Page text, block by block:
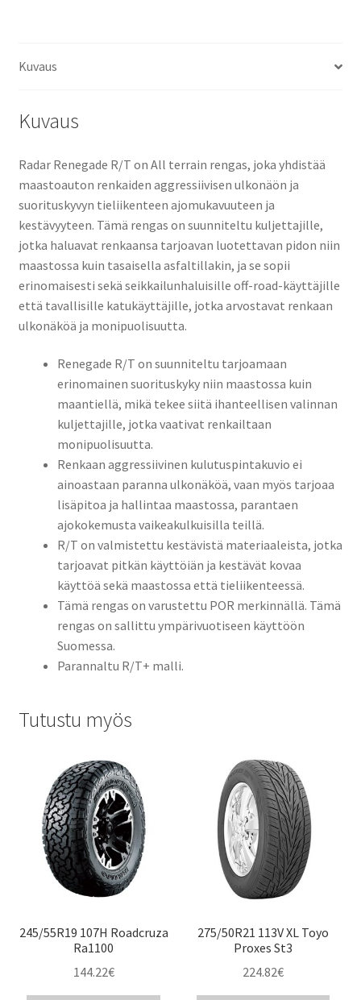
Kuvaus
Kuvaus
Radar Renegade R/T on All terrain rengas, joka yhdistää
maastoauton renkaiden aggressiivisen ulkonäön ja
suorituskyvyn tieliikenteen ajomukavuuteen ja
kestävyyteen. Tämä rengas on suunniteltu kuljettajille,
jotka haluavat renkaansa tarjoavan luotettavan pidon niin
maastossa kuin tasaisella asfaltillakin, ja se sopii
erinomaisesti sekä seikkailunhaluisille off-road-käyttäjille
että tavallisille katukäyttäjille, jotka arvostavat renkaan
ulkonäköä ja monipuolisuutta.
Renegade R/T on suunniteltu tarjoamaan
erinomainen suorituskyky niin maastossa kuin
maantiellä, mikä tekee siitä ihanteellisen valinnan
kuljettajille, jotka vaativat renkailtaan
monipuolisuutta.
Renkaan aggressiivinen kulutuspintakuvio ei
ainoastaan paranna ulkonäköä, vaan myös tarjoaa
lisäpitoa ja hallintaa maastossa, parantaen
ajokokemusta vaikeakulkuisilla teillä.
R/T on valmistettu kestävistä materiaaleista, jotka
tarjoavat pitkän käyttöiän ja kestävät kovaa
käyttöä sekä maastossa että tieliikenteessä.
Tämä rengas on varustettu POR merkinnällä. Tämä
rengas on sallittu ympärivuotiseen käyttöön
Suomessa.
Parannaltu R/T+ malli.
Tutustu myös
245/55R19 107H Roadcruza
Ra1100
144.22€
275/50R21 113V XL Toyo
Proxes St3
224.82€